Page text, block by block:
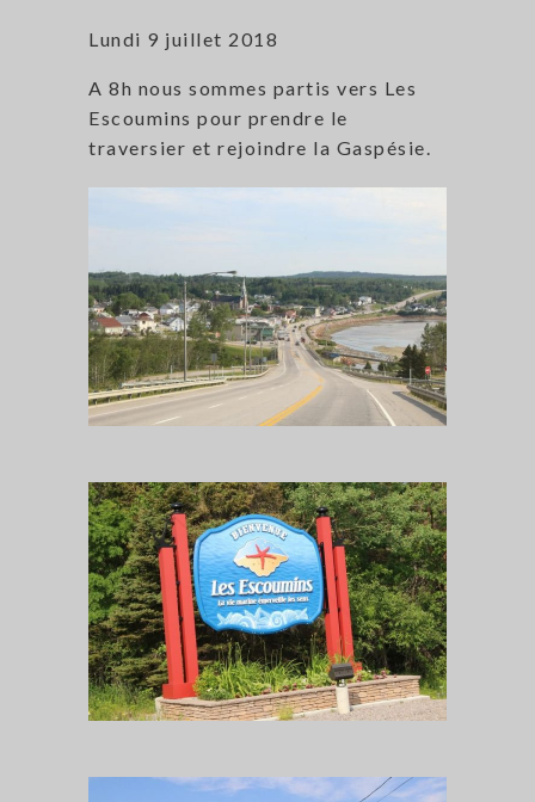
Lundi 9 juillet 2018
A 8h nous sommes partis vers Les
Escoumins pour prendre le
traversier et rejoindre la Gaspésie.